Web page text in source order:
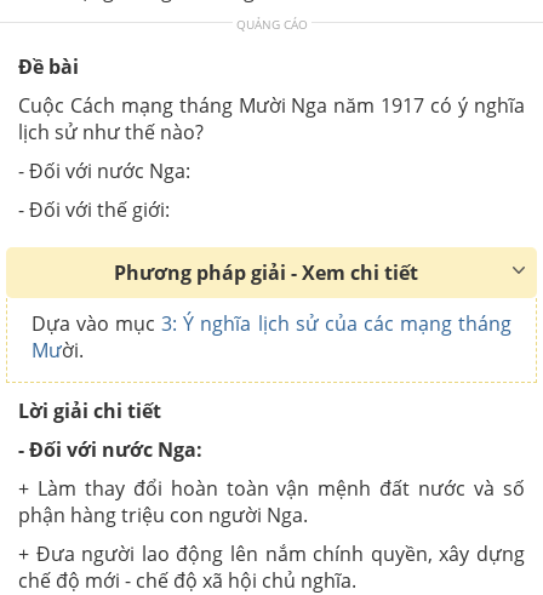
QUẢNG CÁO
Đề bài
Cuộc Cách mạng tháng Mười Nga năm 1917 có ý nghĩa
lịch sử như thế nào?
- Đối với nước Nga:
- Đối với thế giới:
Phương pháp giải - Xem chi tiết
Dựa vào mục 3: Ý nghĩa lịch sử của các mạng tháng
Mười.
Lời giải chi tiết
- Đối với nước Nga:
+ Làm thay đổi hoàn toàn vận mệnh đất nước và số
phận hàng triệu con người Nga.
+ Đưa người lao động lên nắm chính quyền, xây dựng
chế độ mới - chế độ xã hội chủ nghĩa.